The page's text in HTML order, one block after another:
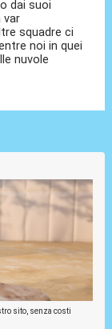
dai suoi
var
squadre ci
noi in quei
nuvole
sito, senza costi